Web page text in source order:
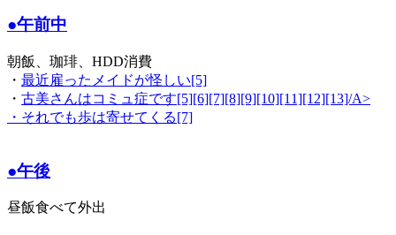
●午前中
朝飯、珈琲、HDD消費
・ 最近雇ったメイドが怪しい[5]
・ 古美さんはコミュ症です[5][6][7][8][9][10][11][12][13]/A>
・ それでも歩は寄せてくる[7]
●午後
昼飯食べて外出